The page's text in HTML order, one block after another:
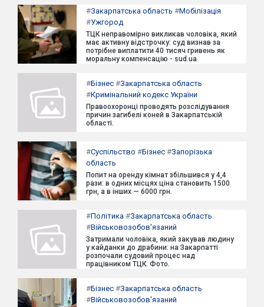
#Закарпатська область #Мобілізація
#Ужгород
ТЦК неправомірно викликав чоловіка, який
має активну відстрочку: суд визнав за
потрібне виплатити 40 тисяч гривень як
моральну компенсацію - sud.ua
#Бізнес #Закарпатська область
#Кримінальний кодекс України
Правоохоронці проводять розслідування
причин загибелі коней в Закарпатській
області.
#Суспільство #Бізнес #Запорізька
область
Попит на оренду кімнат збільшився у 4,4
рази: в одних місцях ціна становить 1500
грн, а в інших — 6000 грн.
#Політика #Закарпатська область
#Військовозобов'язаний
Затримали чоловіка, який закував людину
у кайданки до драбини: на Закарпатті
розпочали судовий процес над
працівником ТЦК. Фото.
#Бізнес #Закарпатська область
#Військовозобов'язаний